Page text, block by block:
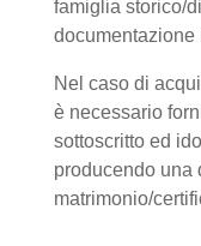
famiglia storico/
documentazione
Nel caso di
è necessario
sottoscritto ed
producendo una
matrimonio/